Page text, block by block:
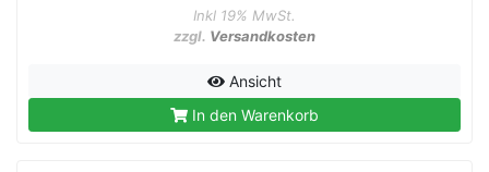
Inkl 19% MwSt.
zzgl. Versandkosten
Ansicht
In den Warenkorb